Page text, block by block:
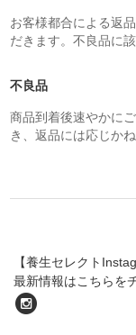
お客様都合による返
だきます。不良品に
不良品
商品到着後速やかに
き、返品には応じか
【養生セレクト
最新情報はこちらを